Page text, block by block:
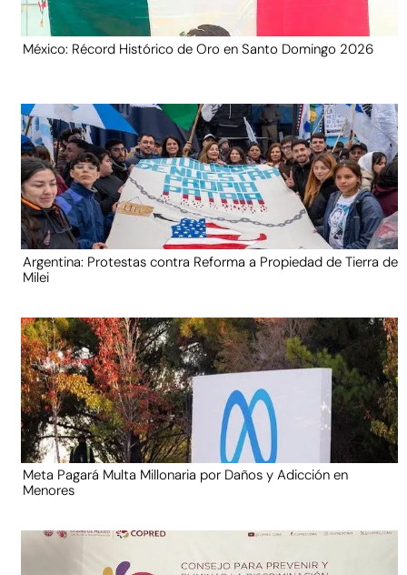
México: Récord Histórico de Oro en Santo Domingo 2026
Argentina: Protestas contra Reforma a Propiedad de Tierra de
Milei
Meta Pagará Multa Millonaria por Daños y Adicción en
Menores